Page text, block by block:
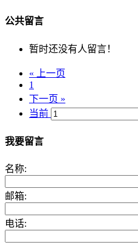
公共留言
暂时还没有人留言！
« 上一页
1
下一页 »
当前
我要留言
名称:
邮箱:
电话: